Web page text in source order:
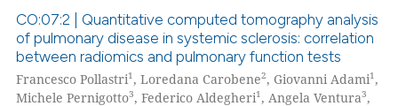
Citing Publications
Supporting
CO:07:2 | Quantitative computed tomography analysis
of pulmonary disease in systemic sclerosis: correlation
between radiomics and pulmonary function tests
Francesco Pollastri1, Loredana Carobene2, Giovanni Adami1,
Michele Pernigotto3, Federico Aldegheri1, Angela Ventura3,